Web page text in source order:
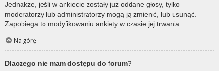
Jednakże, jeśli w ankiecie zostały już oddane głosy, tylko
moderatorzy lub administratorzy mogą ją zmienić, lub usunąć.
Zapobiega to modyfikowaniu ankiety w czasie jej trwania.
Na górę
Dlaczego nie mam dostępu do forum?